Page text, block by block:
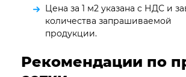
Цена за 1 м2 указана с НДС и
количества запрашиваемой
продукции.
Рекомендации по